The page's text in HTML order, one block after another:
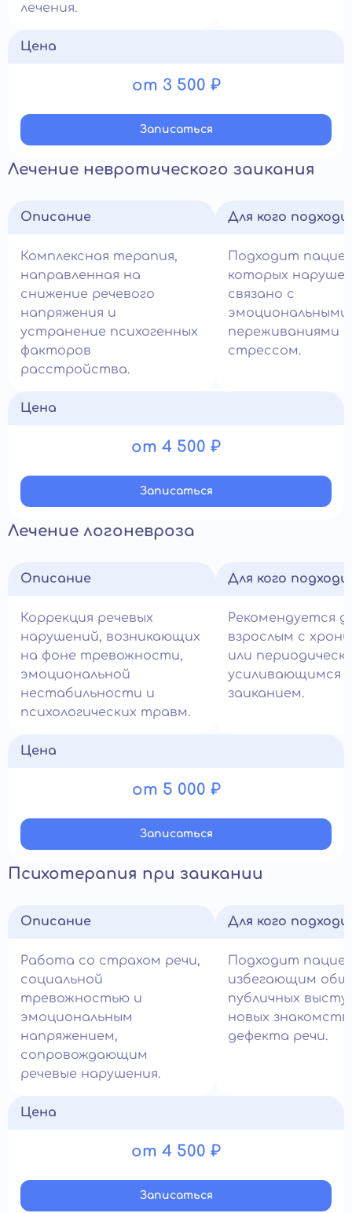
лечения.
Цена
от 3 500 ₽
Записатьcя
Лечение невротического заикания
Описание
Комплексная терапия,
направленная на
снижение речевого
напряжения и
устранение психогенных
факторов
расстройства.
Для кого
Подходит
которых
связано с
эмоциональными
переживаниями и
стрессом.
Цена
от 4 500 ₽
Записатьcя
Лечение логоневроза
Описание
Коррекция речевых
нарушений, возникающих
на фоне тревожности,
эмоциональной
нестабильности и
психологических травм.
Для кого
Рекомендуется
взрослым с
или
усиливающимся
заиканием.
Цена
от 5 000 ₽
Записатьcя
Психотерапия при заикании
Описание
Работа со страхом речи,
социальной
тревожностью и
эмоциональным
напряжением,
сопровождающим
речевые нарушения.
Для кого
Подходит
избегающим
публичных
новых знакомств
дефекта речи.
Цена
от 4 500 ₽
Записатьcя